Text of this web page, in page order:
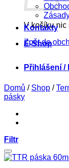
V košíku nic
Zpět do
Kontakty
E-Shop
Přihlášení /
Domů / Shop /
pásky
Filtr